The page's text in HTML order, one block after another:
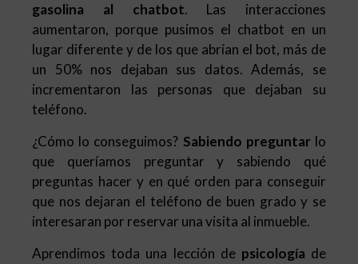
gasolina al chatbot. Las interacciones
aumentaron, porque pusimos el chatbot en un
lugar diferente y de los que abrían el bot, más de
un 50% nos dejaban sus datos. Además, se
incrementaron las personas que dejaban su
teléfono.
¿Cómo lo conseguimos? Sabiendo preguntarlo
que queríamos preguntar y sabiendo qué
preguntas hacer y en qué orden para conseguir
que nos dejaran el teléfono de buen grado y se
interesaran por reservar una visita al inmueble.
Aprendimos toda una lección depsicología de